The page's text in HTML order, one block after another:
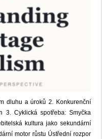
dluhu a úroků 2. Konkurenční
3. Cyklická spotřeba: Smyčka
kultura jako sekundární
motor růstu Ústřední rozpor